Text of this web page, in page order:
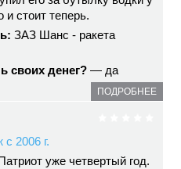
и стоит теперь.
ЗАЗ Шанс - ракета
своих денег? — да
ПОДРОБНЕЕ
2006 г.
уже четвертый год.